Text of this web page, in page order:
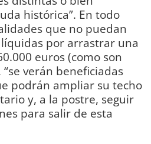
histórica”. En todo
que no puedan
por arrastrar una
euros (como son
“se verán beneficiadas
podrán ampliar su techo
y, a la postre, seguir
para salir de esta